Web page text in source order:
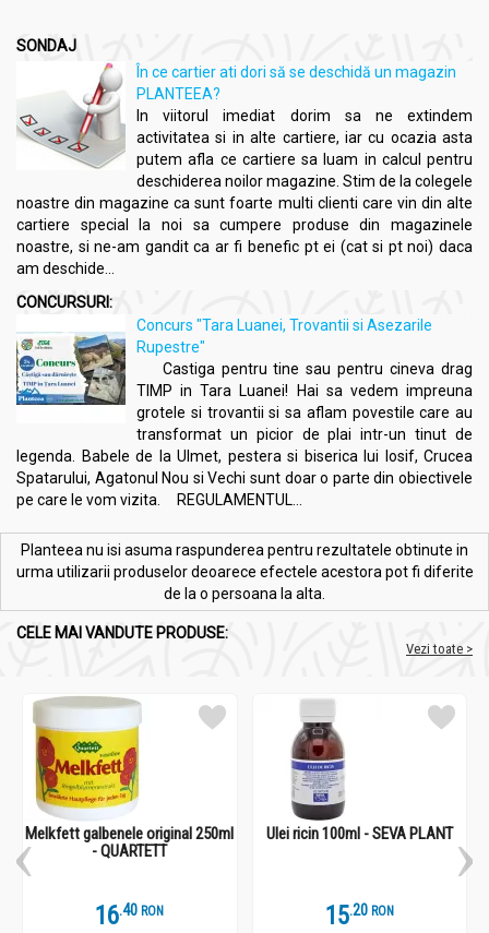
SONDAJ
În ce cartier ati dori să se deschidă un magazin
PLANTEEA?
In viitorul imediat dorim sa ne extindem
activitatea si in alte cartiere, iar cu ocazia asta
putem afla ce cartiere sa luam in calcul pentru
deschiderea noilor magazine. Stim de la colegele
noastre din magazine ca sunt foarte multi clienti care vin din alte
cartiere special la noi sa cumpere produse din magazinele
noastre, si ne-am gandit ca ar fi benefic pt ei (cat si pt noi) daca
am deschide...
CONCURSURI:
Concurs "Tara Luanei, Trovantii si Asezarile
Rupestre"
Castiga pentru tine sau pentru cineva drag
TIMP in Tara Luanei! Hai sa vedem impreuna
grotele si trovantii si sa aflam povestile care au
transformat un picior de plai intr-un tinut de
legenda. Babele de la Ulmet, pestera si biserica lui Iosif, Crucea
Spatarului, Agatonul Nou si Vechi sunt doar o parte din obiectivele
pe care le vom vizita. REGULAMENTUL...
Planteea nu isi asuma raspunderea pentru rezultatele obtinute in
urma utilizarii produselor deoarece efectele acestora pot fi diferite
de la o persoana la alta.
CELE MAI VANDUTE PRODUSE:
Vezi toate >
Melkfett galbenele original 250ml
- QUARTETT
16.4 RON
Ulei ricin 100ml - SEVA PLANT
15.2 RON